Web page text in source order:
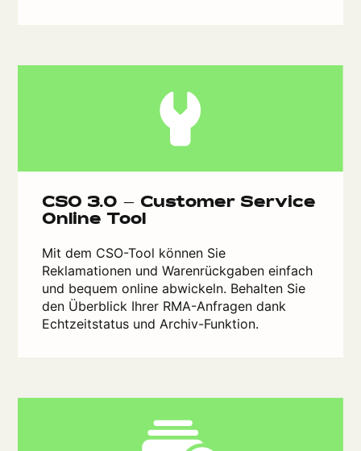
CSO 3.0 – Customer Service
Online Tool
Mit dem CSO-Tool können Sie
Reklamationen und Warenrückgaben einfach
und bequem online abwickeln. Behalten Sie
den Überblick Ihrer RMA-Anfragen dank
Echtzeitstatus und Archiv-Funktion.